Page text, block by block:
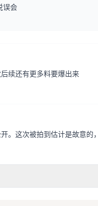
误会
续还有更多料要爆出来
。这次被拍到估计是故意的